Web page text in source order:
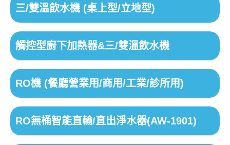
三/雙溫飲水機 (桌上型/立地型)
觸控型廚下加熱器&三/雙溫飲水機
RO機 (餐廳營業用/商用/工業/診所用)
RO無桶智能直輸/直出淨水器(AW-1901)